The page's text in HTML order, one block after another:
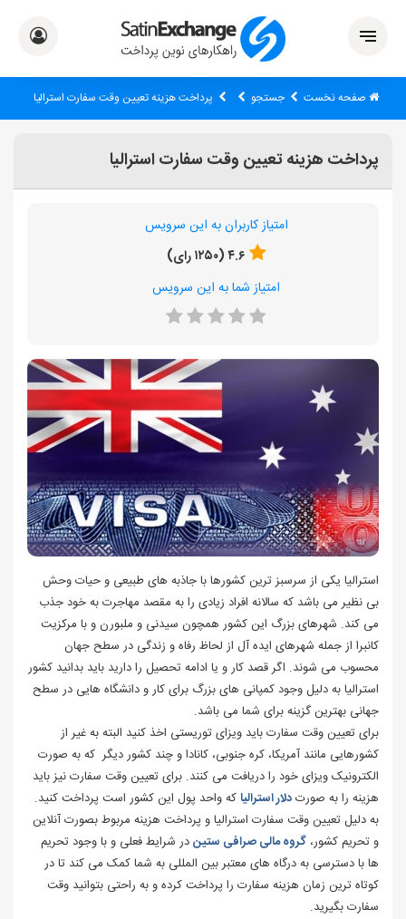
صفحه نخست جستجو پرداخت هزینه تعیین وقت سفارت استرالیا
پرداخت هزینه تعیین وقت سفارت استرالیا
امتیاز کاربران به این سرویس
۴.۶ (۱۲۵۰ رای)
امتیاز شما به این سرویس
استرالیا یکی از سرسبز ترین کشورها با جاذبه های طبیعی و حیات وحش
بی نظیر می باشد که سالانه افراد زیادی را به مقصد مهاجرت به خود جذب
می کند. شهرهای بزرگ این کشور همچون سیدنی و ملبورن و با مرکزیت
کانبرا از جمله شهرهای ایده آل از لحاظ رفاه و زندگی در سطح جهان
محسوب می شوند. اگر قصد کار و یا ادامه تحصیل را دارید باید بدانید کشور
استرالیا به دلیل وجود کمپانی های بزرگ برای کار و دانشگاه هایی در سطح
جهانی بهترین گزینه برای شما می باشد.
برای تعیین وقت سفارت باید ویزای توریستی اخذ کنید البته به غیر از
کشورهایی مانند آمریکا، کره جنوبی، کانادا و چند کشور دیگر که به صورت
الکترونیک ویزای خود را دریافت می کنند. برای تعیین وقت سفارت نیز باید
هزینه را به صورتدلار استرالیاکه واحد پول این کشور است پرداخت کنید.
به دلیل تعیین وقت سفارت استرالیا و پرداخت هزینه مربوط بصورت آنلاین
و تحریم کشور، گروه مالی صرافی ستیندر شرایط فعلی و با وجود تحریم
ها با دسترسی به درگاه های معتبر بین المللی به شما کمک می کند تا در
کوتاه ترین زمان هزینه سفارت را پرداخت کرده و به راحتی بتوانید وقت
سفارت بگیرید.